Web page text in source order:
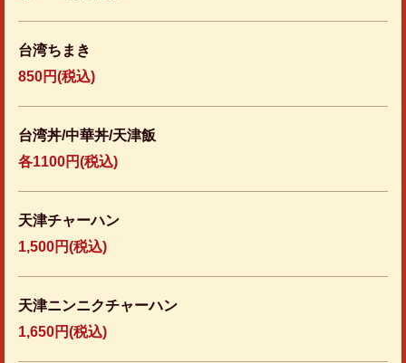
台湾ちまき
850円(税込)
台湾丼/中華丼/天津飯
各1100円(税込)
天津チャーハン
1,500円(税込)
天津ニンニクチャーハン
1,650円(税込)